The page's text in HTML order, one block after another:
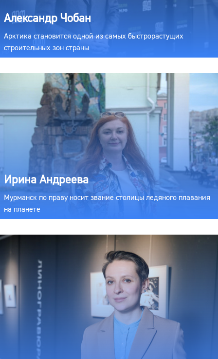
Александр Чобан
Арктика становится одной из самых быстрорастущих
строительных зон страны
Ирина Андреева
Мурманск по праву носит звание столицы ледяного плавания
на планете